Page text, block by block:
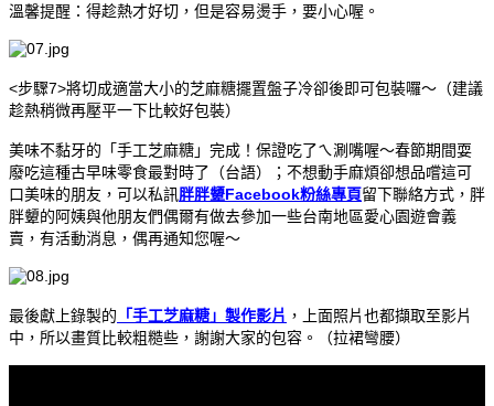
溫馨提醒：得趁熱才好切，但是容易燙手，要小心喔。
<步驟7>將切成適當大小的芝麻糖擺置盤子冷卻後即可包裝囉～（建議
趁熱稍微再壓平一下比較好包裝）
美味不黏牙的「手工芝麻糖」完成！保證吃了ㄟ涮嘴喔～春節期間耍
廢吃這種古早味零食最對時了（台語）；不想動手麻煩卻想品嚐這可
口美味的朋友，可以私訊胖胖顰Facebook粉絲專頁留下聯絡方式，胖
胖顰的阿姨與他朋友們偶爾有做去參加一些台南地區愛心園遊會義
賣，有活動消息，偶再通知您喔～
最後獻上錄製的 「手工芝麻糖」製作影片 ，上面照片也都擷取至影片
中，所以畫質比較粗糙些，謝謝大家的包容。（拉裙彎腰）